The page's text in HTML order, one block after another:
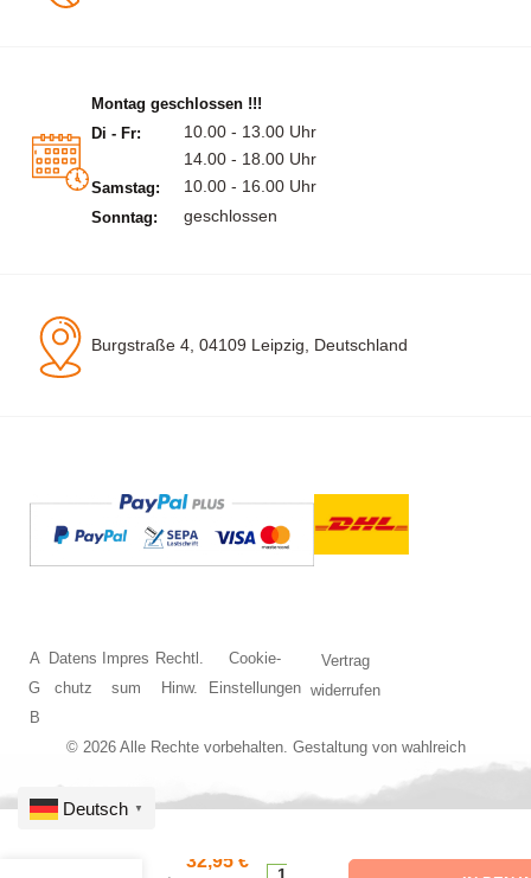
Montag geschlossen !!!
Di - Fr:
10.00 - 13.00 Uhr
14.00 - 18.00 Uhr
Samstag: 10.00 - 16.00 Uhr
Sonntag: geschlossen
Burgstraße 4, 04109 Leipzig, Deutschland
© 2026 Alle Rechte vorbehalten. Gestaltung von wahlreich
A
G
B
Datens
chutz
Impres
sum
Rechtl.
Hinw.
Cookie-
Einstellungen
Vertrag
widerrufen
32,95 €
Deutsch ▼